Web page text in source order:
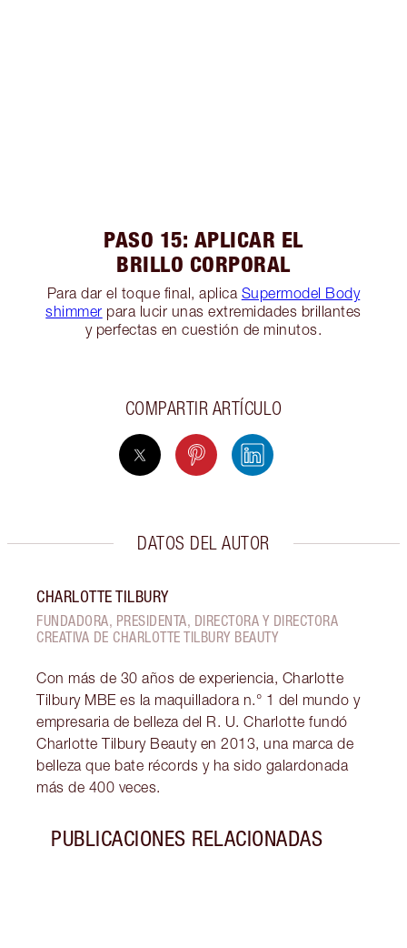
PASO 15: APLICAR EL
BRILLO CORPORAL
Para dar el toque final, aplica Supermodel Body
shimmer para lucir unas extremidades brillantes
y perfectas en cuestión de minutos.
COMPARTIR ARTÍCULO
DATOS DEL AUTOR
CHARLOTTE TILBURY
FUNDADORA, PRESIDENTA, DIRECTORA Y DIRECTORA
CREATIVA DE CHARLOTTE TILBURY BEAUTY
Con más de 30 años de experiencia, Charlotte
Tilbury MBE es la maquilladora n.° 1 del mundo y
empresaria de belleza del R. U. Charlotte fundó
Charlotte Tilbury Beauty en 2013, una marca de
belleza que bate récords y ha sido galardonada
más de 400 veces.
PUBLICACIONES RELACIONADAS